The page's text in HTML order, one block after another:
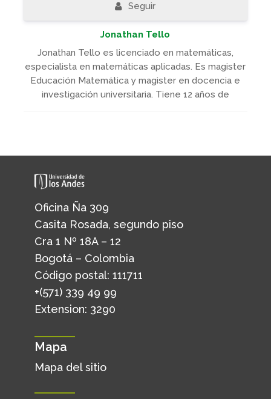
Seguir
Jonathan Tello
Jonathan Tello es licenciado en matemáticas,
especialista en matemáticas aplicadas. Es magister
Educación Matemática y magister en docencia e
investigación universitaria. Tiene 12 años de
Oficina Ña 309
Casita Rosada, segundo piso
Cra 1 Nº 18A – 12
Bogotá – Colombia
Código postal: 111711
+(571) 339 49 99
Extension: 3290
Mapa
Mapa del sitio